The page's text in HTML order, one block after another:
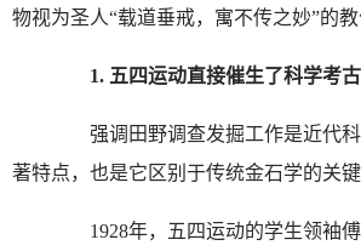
物视为圣人“载道垂戒，寓不传之妙”的教
1. 五四运动直接催生了科学考
强调田野调查发掘工作是近代科
著特点，也是它区别于传统金石学的关键
1928年，五四运动的学生领袖傅